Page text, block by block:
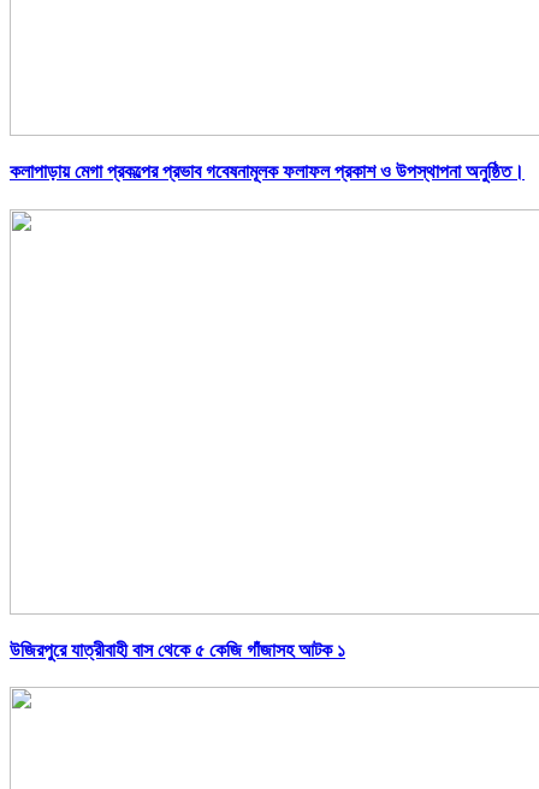
কলাপাড়ায় মেগা প্রকল্পের প্রভাব গবেষনামূলক ফলাফল প্রকাশ ও উপস্থাপনা অনুষ্ঠিত।
উজিরপুরে যাত্রীবাহী বাস থেকে ৫ কেজি গাঁজাসহ আটক ১